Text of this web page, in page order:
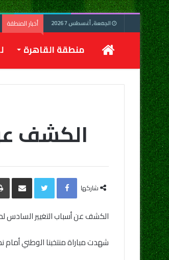
الجمعة, أغسطس 7 2026 أخبار المنطقة
الرئيسيةمنطقة القاهرة
الكشف
شاركها
Facebook
Twitter
الكشف عن أسباب التغيير السادس
شهدت مباراة منتخبنا الوطني أمام